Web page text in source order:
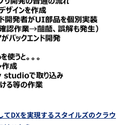
DXを実現するスタイルズのクラウ